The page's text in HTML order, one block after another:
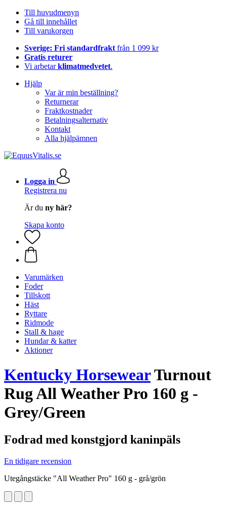
Till huvudmenyn
Gå till innehållet
Till varukorgen
Sverige: Fri standardfrakt från 1 099 kr
Gratis returer
Vi arbetarklimatmedvetet.
Hjälp
Var är min beställning?
Returnerar
Fraktkostnader
Betalningsalternativ
Kontakt
Alla hjälpämnen
Logga in
Registrera nu
Är du ny här?
Skapa konto
Varumärken
Foder
Tillskott
Häst
Ryttare
Ridmode
Stall & hage
Hundar & katter
Aktioner
Kentucky HorsewearTurnout
Rug All Weather Pro 160 g -
Grey/Green
Fodrad med konstgjord kaninpäls
En tidigare recension
Utegångstäcke "All Weather Pro" 160 g - grå/grön